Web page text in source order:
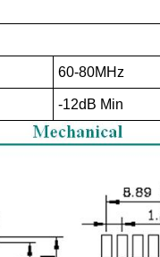
60-80MHz
-12dB Min